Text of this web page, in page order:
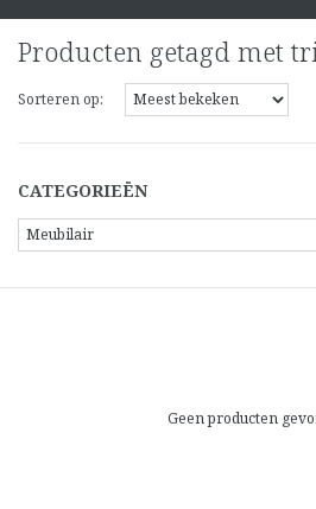
Producten getagd met
Sorteren op:
CATEGORIEËN
Geen producten